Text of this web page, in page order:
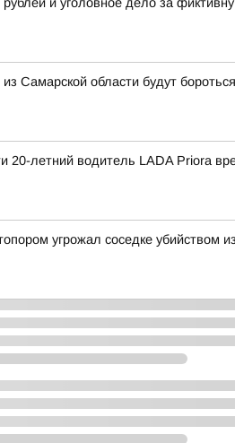
Самарской области будут
20-летний водитель LADA Priora
угрожал соседке убийством